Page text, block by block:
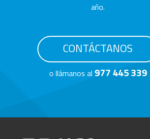
año.
o llámanos al 977 445 339
CONTÁCTANOS